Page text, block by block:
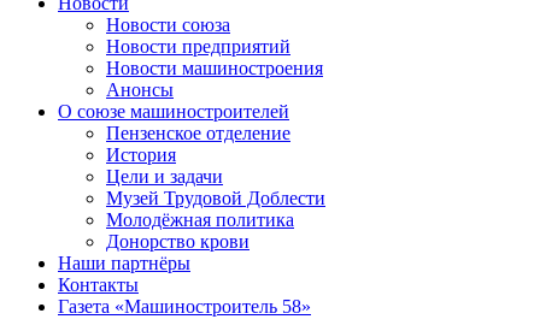
Новости союза
Новости предприятий
Новости машиностроения
Анонсы
О союзе машиностроителей
Пензенское отделение
История
Цели и задачи
Музей Трудовой Доблести
Молодёжная политика
Донорство крови
Наши партнёры
Контакты
Газета «Машиностроитель 58»